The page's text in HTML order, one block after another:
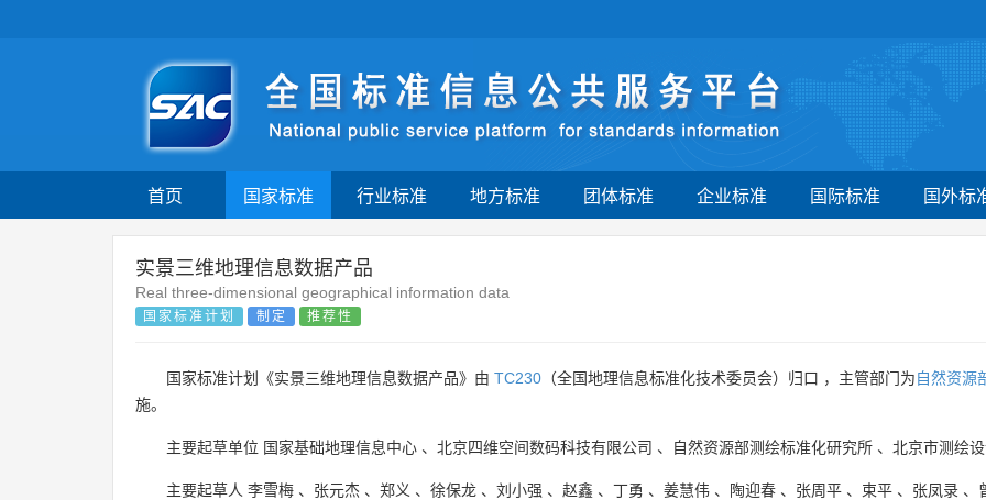
首页 国家标准 行业标准 地方标准 团体标准 企业标准 国际标准 国外标
实景三维地理信息数据产品
Real three-dimensional geographical information data
国家标准计划 制定 推荐性
国家标准计划《实景三维地理信息数据产品》由 TC230 （全国地理信息标准化技术委员会）归口 ，主管部门为自然资源
施。
主要起草单位 国家基础地理信息中心 、 北京四维空间数码科技有限公司 、 自然资源部测绘标准化研究所 、 北京市测绘
主要起草人 李雪梅 、 张元杰 、 郑义 、 徐保龙 、 刘小强 、 赵鑫 、 丁勇 、 姜慧伟 、 陶迎春 、 张周平 、 束平 、 张凤录 、